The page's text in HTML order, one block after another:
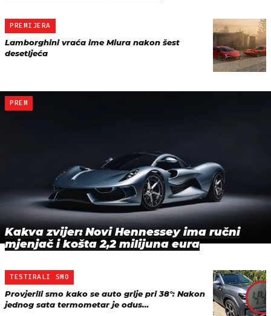
PREMIJERA
Lamborghini vraća ime Miura nakon šest
desetljeća
PREM
Kakva zvijer: Novi Hennessey ima ručni
mjenjač i košta 2,2 milijuna eura
TESTIRALI SMO
Provjerili smo kako se auto grije pri 38°: Nakon
jednog sata termometar je odus…